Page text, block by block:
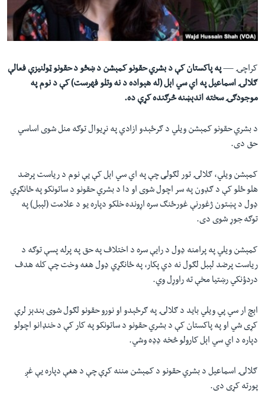
دلته
مخکې
لټون
واوړئ
اداریه
Learning English
FOLLOW US
ژبې
کراچۍ —په پاکستان کې د بشري حقونو کمېشن د ښځو د حقونو ټولنيزې فعالې
ګلالۍ اسماعيل په اي سي اېل (له هېواده د نه وتلو فهرست) کې د نوم په
موجودګۍ سخته اندېښنه څرګنده کړې ده.
د بشري حقونو کمېشن ويلي د ګرځېدو ازادي په نړیوال توګه منل شوی اساسي
حق دی.
کمېشن ويلي، ګلالۍ تور لګولی چې په اي سي اېل کې يې نوم د رياست پرضد
هلو ځلو کې د ګډون په سر اچول شوی او دا د بشري حقونو د ساتونکو په ځانګړي
ډول د پښتون ژغورنې غورځنګ سره اړونده خلکو دپاره یو د علامت (لېبل) په
توګه جوړ شوی دی.
کمېشن ويلي په پرامنه ډول د رایې سره د اختلاف په حق په پرله پسې توګه د
رياست پرضد لېبل لګول نه دي پکار، په ځانګړي ډول هغه وخت چې کله هدف
دردؤنکي رښتيا مخې ته راوړل وي.
اېچ ار سي پي ويلي بايد د ګلالۍ په ګرځېدو او نورو حقونو لګول شوی بندېز لرې
کړی شي او په پاکستان کې د بشري حقونو د ساتونکو په کار کې د خنډانو اچولو
دپاره د اي سي اېل کارولو څخه ډډه وشي.
ګلالۍ اسماعیل د بشري حقونو د کمېشن مننه کړې چې د هغې دپاره يې غږ
پورته کړی دی.